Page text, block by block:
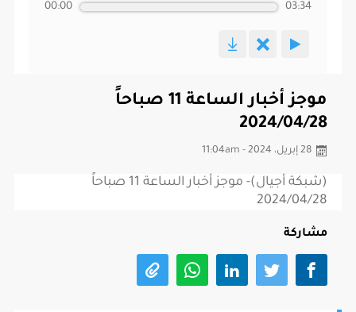
00:00 03:34
موجز أخبار الساعة 11 صباحاً
2024/04/28
28 إبريل، 2024 - 11:04am
(شبكة أجيال)- موجز أخبار الساعة 11 صباحاً
2024/04/28
مشاركة